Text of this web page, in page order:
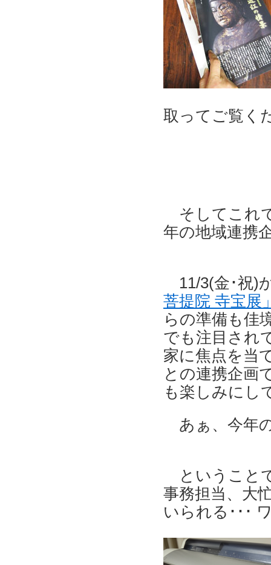
取ってご覧
そしてこれ
年の地域連携
11/3(金･祝)
菩提院 寺宝展
らの準備も佳
でも注目され
家に焦点を当
との連携企画
も楽しみにし
あぁ、今年
ということ
事務担当、大
いられる･･･